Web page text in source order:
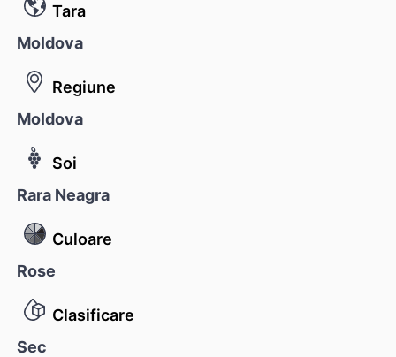
Tara
Moldova
Regiune
Moldova
Soi
Rara Neagra
Culoare
Rose
Clasificare
Sec